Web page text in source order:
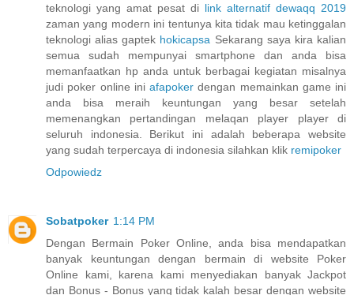
teknologi yang amat pesat di link alternatif dewaqq 2019
zaman yang modern ini tentunya kita tidak mau ketinggalan
teknologi alias gaptek hokicapsa Sekarang saya kira kalian
semua sudah mempunyai smartphone dan anda bisa
memanfaatkan hp anda untuk berbagai kegiatan misalnya
judi poker online ini afapoker dengan memainkan game ini
anda bisa meraih keuntungan yang besar setelah
memenangkan pertandingan melaqan player player di
seluruh indonesia. Berikut ini adalah beberapa website
yang sudah terpercaya di indonesia silahkan klik remipoker
Odpowiedz
Sobatpoker 1:14 PM
Dengan Bermain Poker Online, anda bisa mendapatkan
banyak keuntungan dengan bermain di website Poker
Online kami, karena kami menyediakan banyak Jackpot
dan Bonus - Bonus yang tidak kalah besar dengan website